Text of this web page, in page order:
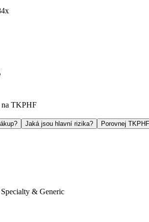
na TKPHF
Jaká jsou hlavní rizika? Porovnej
& Generic